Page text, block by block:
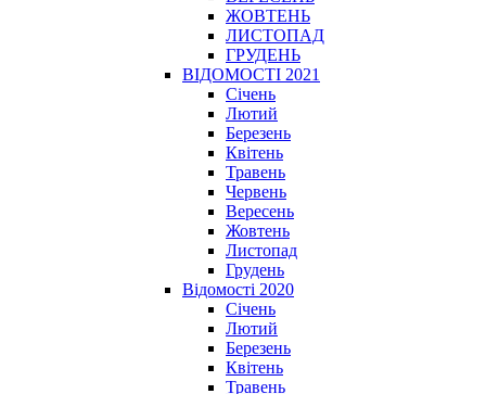
ЖОВТЕНЬ
ЛИСТОПАД
ГРУДЕНЬ
ВІДОМОСТІ 2021
Січень
Лютий
Березень
Квітень
Травень
Червень
Вересень
Жовтень
Листопад
Грудень
Відомості 2020
Січень
Лютий
Березень
Квітень
Травень